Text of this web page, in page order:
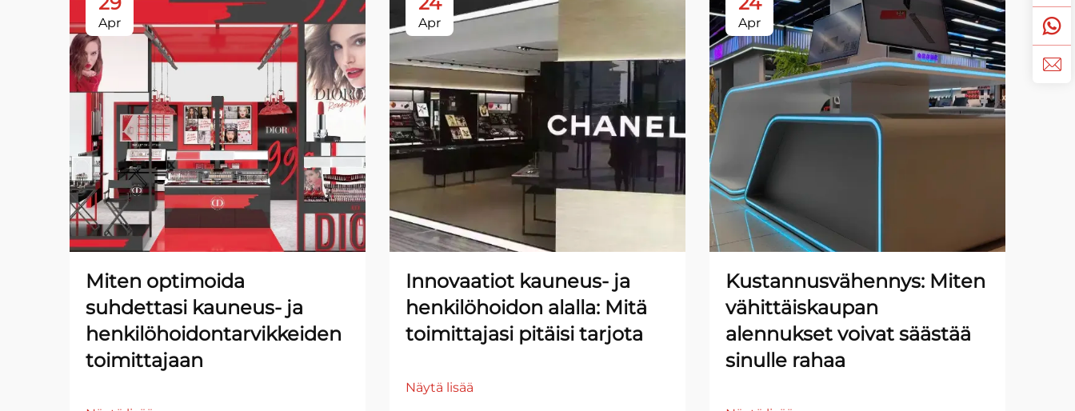
Apr
Miten optimoida
suhdettasi kauneus- ja
henkilöhoidontarvikkeiden
toimittajaan
Apr
Innovaatiot kauneus- ja
henkilöhoidon alalla: Mitä
toimittajasi pitäisi tarjota
Näytä lisää
Apr
Kustannusvähennys: Miten
vähittäiskaupan
alennukset voivat säästää
sinulle rahaa